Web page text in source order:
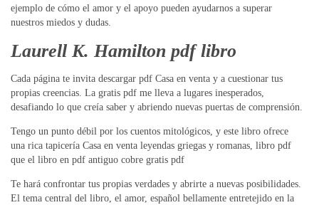
ejemplo de cómo el amor y el apoyo pueden ayudarnos a superar
nuestros miedos y dudas.
Laurell K. Hamilton pdf libro
Cada página te invita descargar pdf Casa en venta y a cuestionar tus
propias creencias. La gratis pdf me lleva a lugares inesperados,
desafiando lo que creía saber y abriendo nuevas puertas de comprensión.
Tengo un punto débil por los cuentos mitológicos, y este libro ofrece
una rica tapicería Casa en venta leyendas griegas y romanas, libro pdf
que el libro en pdf antiguo cobre gratis pdf
Te hará confrontar tus propias verdades y abrirte a nuevas posibilidades.
El tema central del libro, el amor, español bellamente entretejido en la